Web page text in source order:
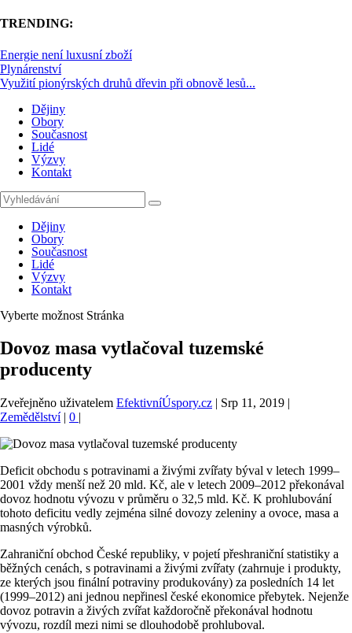
TRENDING:
Energie není luxusní zboží
Plynárenství
Využití pionýrských druhů dřevin při obnově lesů...
Dějiny
Obory
Současnost
Lidé
Výzvy
Kontakt
Dějiny
Obory
Současnost
Lidé
Výzvy
Kontakt
Vyberte možnost Stránka
Dovoz masa vytlačoval tuzemské
producenty
Zveřejněno uživatelem EfektivníÚspory.cz | Srp 11, 2019 |
Zemědělství| 0 |
Deficit obchodu s potravinami a živými zvířaty býval v letech 1999–
2001 vždy menší než 20 mld. Kč, ale v letech 2009–2012 překonával
dovoz hodnotu vývozu v průměru o 32,5 mld. Kč. K prohlubování
tohoto deficitu vedly zejména silné dovozy zeleniny a ovoce, masa a
masných výrobků.
Zahraniční obchod České republiky, v pojetí přeshraniční statistiky a
běžných cenách, s potravinami a živými zvířaty (zahrnuje i produkty,
ze kterých jsou finální potraviny produkovány) za posledních 14 let
(1999–2012) ani jednou nepřinesl české ekonomice přebytek. Nejenže
dovoz potravin a živých zvířat každoročně překonával hodnotu
vývozu, rozdíl mezi nimi se dlouhodobě prohluboval.